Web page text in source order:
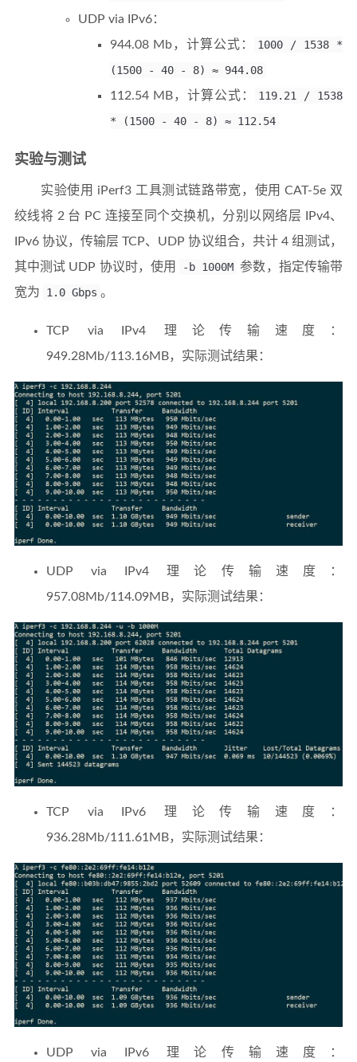
UDP via IPv6：
944.08 Mb，计算公式：
1000 / 1538 *
(1500 - 40 - 8) ≈ 944.08
112.54 MB，计算公式：
119.21 / 1538
* (1500 - 40 - 8) ≈ 112.54
实验与测试
实验使用 iPerf3 工具测试链路带宽，使用 CAT-5e 双
绞线将 2 台 PC 连接至同个交换机，分别以网络层 IPv4、
IPv6 协议，传输层 TCP、UDP 协议组合，共计 4 组测试，
其中测试 UDP 协议时，使用
-b 1000M 参数，指定传输带
宽为
1.0 Gbps 。
TCP via IPv4 理论传输速度：
949.28Mb/113.16MB，实际测试结果：
UDP via IPv4 理论传输速度：
957.08Mb/114.09MB，实际测试结果：
TCP via IPv6 理论传输速度：
936.28Mb/111.61MB，实际测试结果：
UDP via IPv6 理论传输速度：